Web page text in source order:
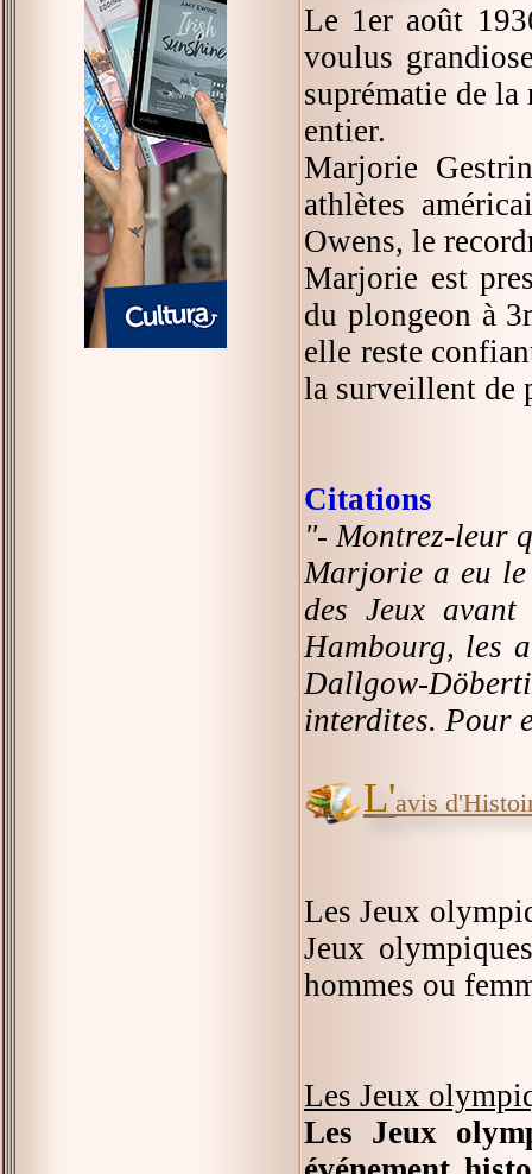
Le 1er août
voulus
suprématie de la
entier.
Marjorie
athlètes
Owens, le
Marjorie est
du plongeon à
elle reste
la surveillent de
Citations
"- Montrez-leur
Marjorie a eu le
des Jeux
Hambourg, les
Dallgow-
interdites. Pour
L'avis
Les Jeux
Jeux
hommes ou
Les Jeux
Les Jeux